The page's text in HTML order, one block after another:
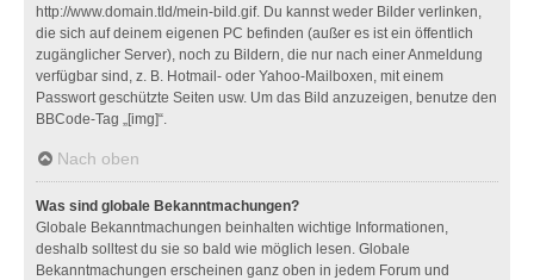
http://www.domain.tld/mein-bild.gif. Du kannst weder Bilder verlinken,
die sich auf deinem eigenen PC befinden (außer es ist ein öffentlich
zugänglicher Server), noch zu Bildern, die nur nach einer Anmeldung
verfügbar sind, z. B. Hotmail- oder Yahoo-Mailboxen, mit einem
Passwort geschützte Seiten usw. Um das Bild anzuzeigen, benutze den
BBCode-Tag „[img]“.
Nach oben
Was sind globale Bekanntmachungen?
Globale Bekanntmachungen beinhalten wichtige Informationen,
deshalb solltest du sie so bald wie möglich lesen. Globale
Bekanntmachungen erscheinen ganz oben in jedem Forum und